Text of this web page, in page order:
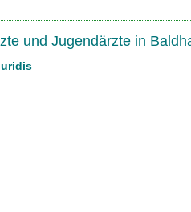
und Jugendärzte in